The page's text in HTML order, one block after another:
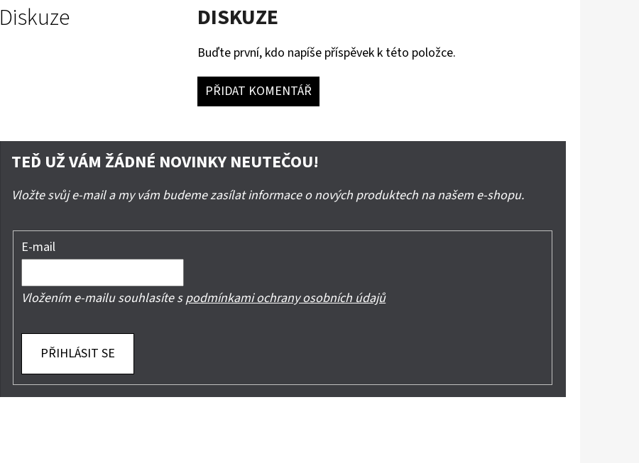
Diskuze DISKUZE
Buďte první, kdo napíše příspěvek k této položce.
PŘIDAT KOMENTÁŘ
TEĎ UŽ VÁM ŽÁDNÉ NOVINKY NEUTEČOU!
Vložte svůj e-mail a my vám budeme zasílat informace o nových produktech na našem e-shopu.
E-mail
Vložením e-mailu souhlasíte spodmínkami ochrany osobních údajů
PŘIHLÁSIT SE